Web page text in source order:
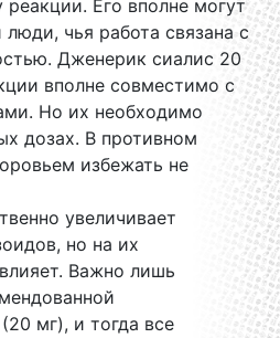
реакции. Его вполне могут
чья работа связана с
Дженерик сиалис 20
вполне совместимо с
Но их необходимо
дозах. В противном
избежать не
увеличивает
но на их
Важно лишь
мг), и тогда все